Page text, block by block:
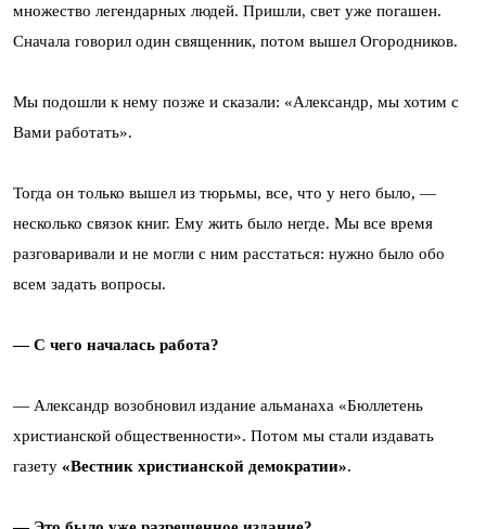
множество легендарных людей. Пришли, свет уже погашен.
Сначала говорил один священник, потом вышел Огородников.
Мы подошли к нему позже и сказали: «Александр, мы хотим с
Вами работать».
Тогда он только вышел из тюрьмы, все, что у него было, —
несколько связок книг. Ему жить было негде. Мы все время
разговаривали и не могли с ним расстаться: нужно было обо
всем задать вопросы.
— С чего началась работа?
— Александр возобновил издание альманаха «Бюллетень
христианской общественности». Потом мы стали издавать
газету «Вестник христианской демократии».